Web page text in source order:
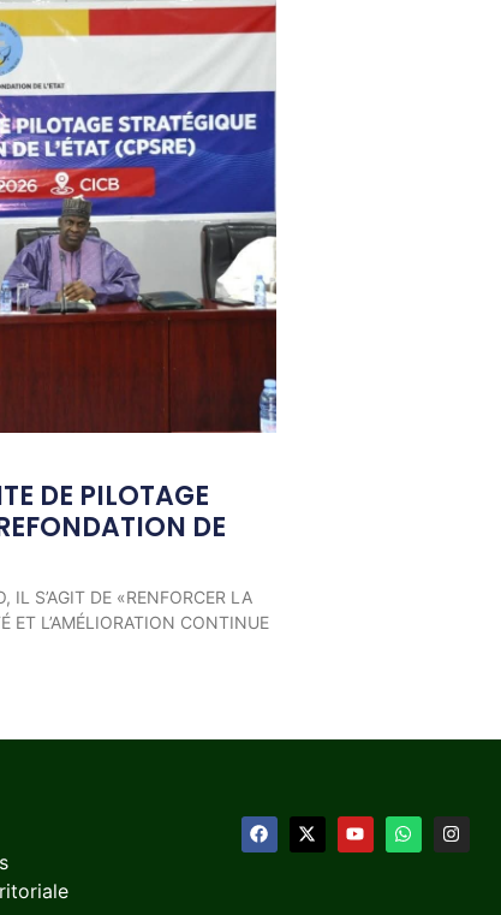
DE PILOTAGE
DE
IL S’AGIT DE «RENFORCER LA
ET L’AMÉLIORATION CONTINUE